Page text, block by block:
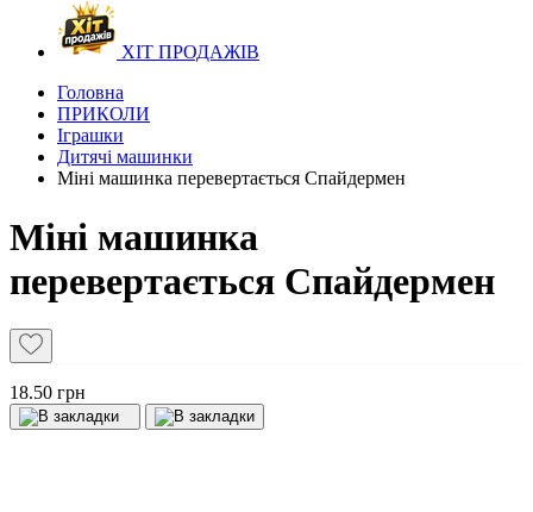
ХІТ ПРОДАЖІВ
Головна
ПРИКОЛИ
Іграшки
Дитячі машинки
Міні машинка перевертається Спайдермен
Міні машинка
перевертається Спайдермен
18.50 грн